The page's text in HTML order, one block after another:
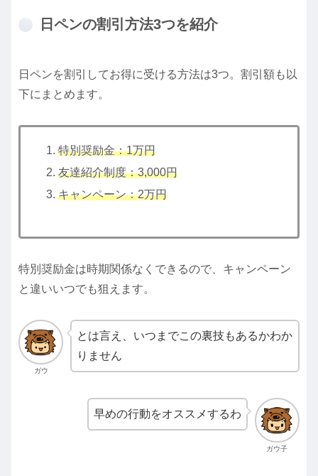
日ペンの割引方法3つを紹介
日ペンを割引してお得に受ける方法は3つ。割引額も以
下にまとめます。
特別奨励金：1万円
友達紹介制度：3,000円
キャンペーン：2万円
特別奨励金は時期関係なくできるので、キャンペーン
と違いいつでも狙えます。
ガウ
とは言え、いつまでこの裏技もあるかわか
りません
ガウ子
早めの行動をオススメするわ